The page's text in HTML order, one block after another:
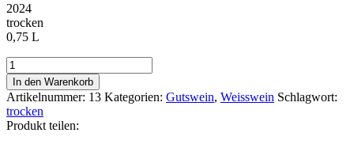
2024
trocken
0,75 L
Riesling
trocken
Menge
In den Warenkorb
Artikelnummer: 13 Kategorien: Gutswein, Weisswein Schlagwort:
trocken
Produkt teilen: